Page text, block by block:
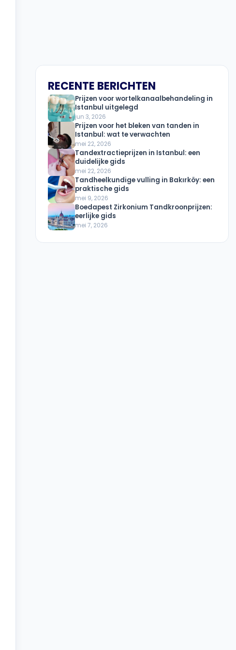
RECENTE BERICHTEN
Prijzen voor wortelkanaalbehandeling in
Istanbul uitgelegd
jun 3, 2026
Prijzen voor het bleken van tanden in
Istanbul: wat te verwachten
mei 22, 2026
Tandextractieprijzen in Istanbul: een
duidelijke gids
mei 22, 2026
Tandheelkundige vulling in Bakırköy: een
praktische gids
mei 9, 2026
Boedapest Zirkonium Tandkroonprijzen:
eerlijke gids
mei 7, 2026